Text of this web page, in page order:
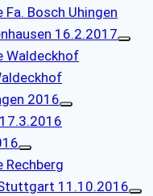
Fa. Bosch Uhingen
16.2.2017
Waldeckhof
2016
Rechberg
11.10.2016